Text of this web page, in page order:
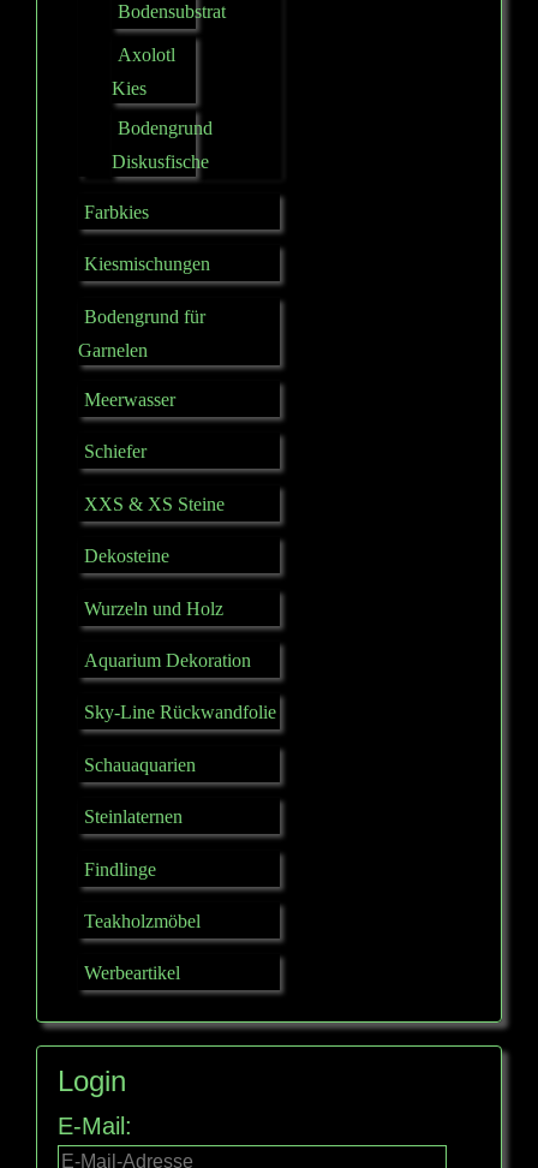
Bodensubstrat
Axolotl
Kies
Bodengrund
Diskusfische
Farbkies
Kiesmischungen
Bodengrund für
Garnelen
Meerwasser
Schiefer
XXS & XS Steine
Dekosteine
Wurzeln und Holz
Aquarium Dekoration
Sky-Line Rückwandfolie
Schauaquarien
Steinlaternen
Findlinge
Teakholzmöbel
Werbeartikel
Login
E-Mail: